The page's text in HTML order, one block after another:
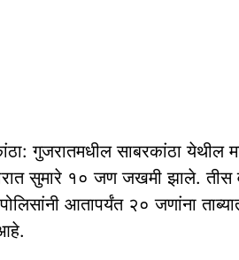
गुजरातमधील साबरकांठा येथील
सुमारे १० जण जखमी झाले.
आतापर्यंत २० जणांना